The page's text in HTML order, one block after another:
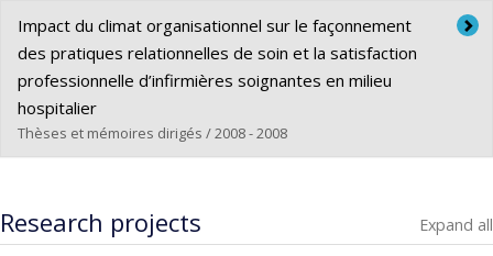
Graduate :Rolland, Karine
Cycle :Master's
Grade :M. Sc.
Lien vers le document dans Papyrus
Impact du climat organisationnel sur le façonnement
des pratiques relationnelles de soin et la satisfaction
professionnelle d’infirmières soignantes en milieu
hospitalier
Thèses et mémoires dirigés / 2008 - 2008
Cycle :Doctoral
Grade :Ph. D.
Research projects Expand all